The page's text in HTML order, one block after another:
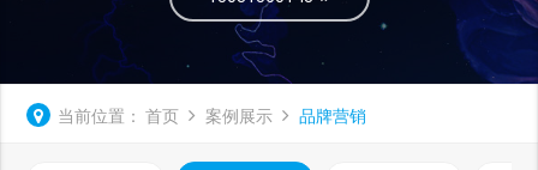
当前位置： 首页 案例展示 品牌营销